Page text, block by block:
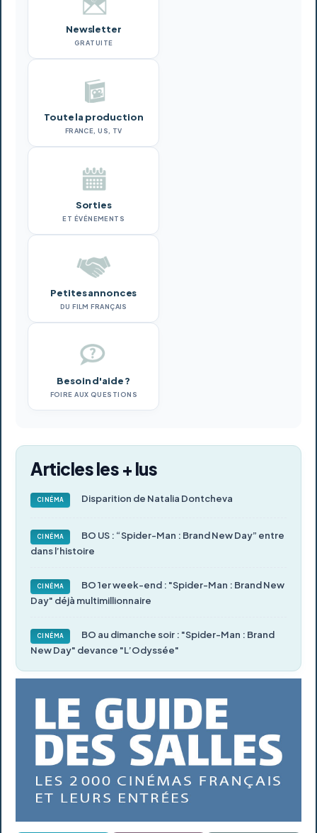
Newsletter
GRATUITE
Toute la production
FRANCE, US, TV
Sorties
ET ÉVÉNEMENTS
Petites annonces
DU FILM FRANÇAIS
Besoin d'aide ?
FOIRE AUX QUESTIONS
Articles les + lus
CINÉMA Disparition de Natalia Dontcheva
CINÉMA
BO US : “Spider-Man : Brand New Day” entre
dans l’histoire
CINÉMA
BO 1er week-end : "Spider-Man : Brand New
Day" déjà multimillionnaire
CINÉMA
BO au dimanche soir : "Spider-Man : Brand
New Day" devance "L’Odyssée"